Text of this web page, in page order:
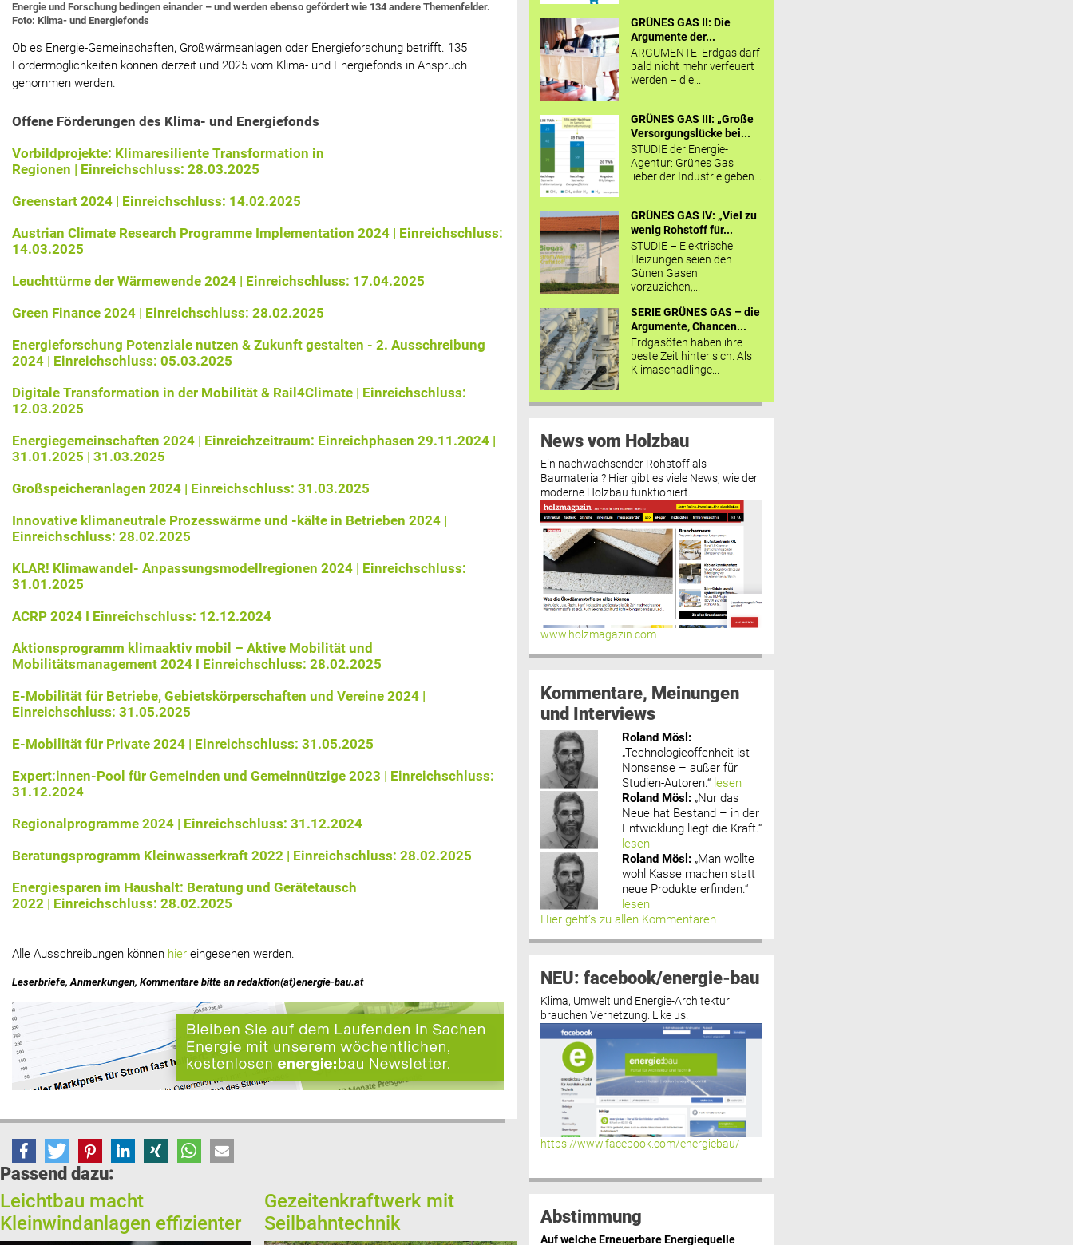
Energie und Forschung bedingen einander – und werden ebenso gefördert wie 134 andere Themenfelder.
Foto: Klima- und Energiefonds
Ob es Energie-Gemeinschaften, Großwärmeanlagen oder Energieforschung betrifft. 135
Fördermöglichkeiten können derzeit und 2025 vom Klima- und Energiefonds in Anspruch
genommen werden.
Offene Förderungen des Klima- und Energiefonds
Vorbildprojekte: Klimaresiliente Transformation in
Regionen | Einreichschluss: 28.03.2025
Greenstart 2024 | Einreichschluss: 14.02.2025
Austrian Climate Research Programme Implementation 2024 | Einreichschluss:
14.03.2025
Leuchttürme der Wärmewende 2024 | Einreichschluss: 17.04.2025
Green Finance 2024 | Einreichschluss: 28.02.2025
Energieforschung Potenziale nutzen & Zukunft gestalten - 2. Ausschreibung
2024 | Einreichschluss: 05.03.2025
Digitale Transformation in der Mobilität & Rail4Climate | Einreichschluss:
12.03.2025
Energiegemeinschaften 2024 | Einreichzeitraum: Einreichphasen 29.11.2024 |
31.01.2025 | 31.03.2025
Großspeicheranlagen 2024 | Einreichschluss: 31.03.2025
Innovative klimaneutrale Prozesswärme und -kälte in Betrieben 2024 |
Einreichschluss: 28.02.2025
KLAR! Klimawandel- Anpassungsmodellregionen 2024 | Einreichschluss:
31.01.2025
ACRP 2024 I Einreichschluss: 12.12.2024
Aktionsprogramm klimaaktiv mobil – Aktive Mobilität und
Mobilitätsmanagement 2024 I Einreichschluss: 28.02.2025
E-Mobilität für Betriebe, Gebietskörperschaften und Vereine 2024 |
Einreichschluss: 31.05.2025
E-Mobilität für Private 2024 | Einreichschluss: 31.05.2025
Expert:innen-Pool für Gemeinden und Gemeinnützige 2023 | Einreichschluss:
31.12.2024
Regionalprogramme 2024 | Einreichschluss: 31.12.2024
Beratungsprogramm Kleinwasserkraft 2022 | Einreichschluss: 28.02.2025
Energiesparen im Haushalt: Beratung und Gerätetausch
2022 | Einreichschluss: 28.02.2025
Alle Ausschreibungen können hier eingesehen werden.
Leserbriefe, Anmerkungen, Kommentare bitte an redaktion(at)energie-bau.at
Passend dazu:
Leichtbau macht
Kleinwindanlagen effizienter
Gezeitenkraftwerk mit
Seilbahntechnik
GRÜNES GAS II: Die
Argumente der...
ARGUMENTE Erdgas darf
bald nicht mehr verfeuert
werden – die...
GRÜNES GAS III: „Große
Versorgungslücke bei...
STUDIE der Energie-
Agentur: Grünes Gas
lieber der Industrie geben...
GRÜNES GAS IV: „Viel zu
wenig Rohstoff für...
STUDIE – Elektrische
Heizungen seien den
Günen Gasen
vorzuziehen,...
SERIE GRÜNES GAS – die
Argumente, Chancen...
Erdgasöfen haben ihre
beste Zeit hinter sich. Als
Klimaschädlinge...
News vom Holzbau
Ein nachwachsender Rohstoff als
Baumaterial? Hier gibt es viele News, wie der
moderne Holzbau funktioniert.
www.holzmagazin.com
Kommentare, Meinungen
und Interviews
Roland Mösl :
„Technologieoffenheit ist
Nonsense – außer für
Studien-Autoren.“ lesen
Roland Mösl : „Nur das
Neue hat Bestand – in der
Entwicklung liegt die Kraft.“
lesen
Roland Mösl : „Man wollte
wohl Kasse machen statt
neue Produkte erfinden.“
lesen
Hier geht’s zu allen Kommentaren
NEU: facebook/energie-bau
Klima, Umwelt und Energie-Architektur
brauchen Vernetzung. Like us!
https://www.facebook.com/energiebau/
Abstimmung
Auf welche Erneuerbare Energiequelle